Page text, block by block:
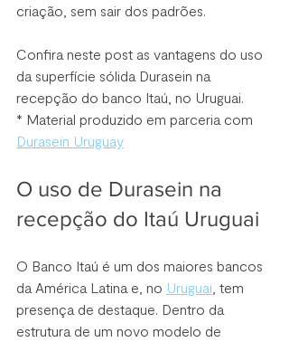
criação, sem sair dos padrões.
Confira neste post as vantagens do uso
da superfície sólida Durasein na
recepção do banco Itaú, no Uruguai.
* Material produzido em parceria com
Durasein Uruguay
O uso de Durasein na
recepção do Itaú Uruguai
O Banco Itaú é um dos maiores bancos
da América Latina e, no Uruguai , tem
presença de destaque. Dentro da
estrutura de um novo modelo de